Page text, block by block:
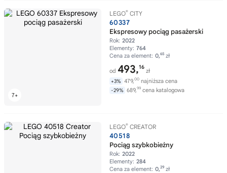
LEGO® CITY
60337
Ekspresowy pociąg pasażerski
Rok: 2022
Elementy: 764
Cena za element: 0,65 zł
od 493,16
zł
+3% 479,00 najniższa cena
-29% 689,99 cena katalogowa
LEGO® CREATOR
40518
Pociąg szybkobieżny
Rok: 2022
Elementy: 284
Cena za element: 0,29 zł